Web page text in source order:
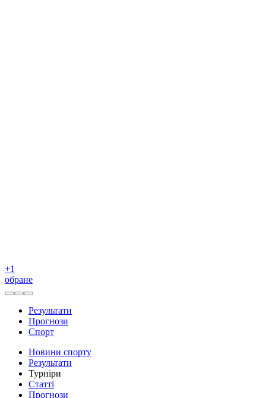
+1
обране
Результати
Прогнози
Спорт
Новини спорту
Результати
Турніри
Статті
Прогнози